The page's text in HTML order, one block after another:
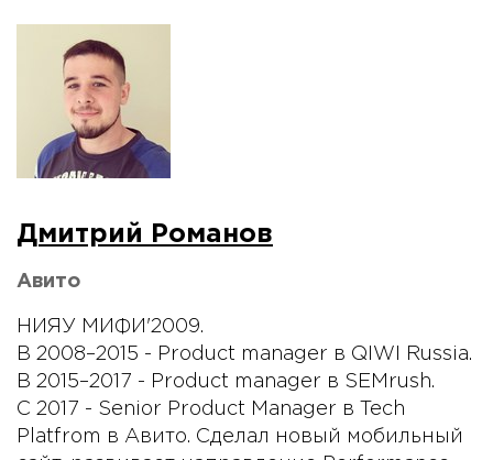
Дмитрий Романов
Авито
НИЯУ МИФИ'2009.
В 2008–2015 - Product manager в QIWI Russia.
В 2015–2017 - Product manager в SEMrush.
С 2017 - Senior Product Manager в Tech
Platfrom в Авито. Сделал новый мобильный